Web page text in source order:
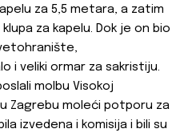
za 5,5 metara, a zatim
za kapelu. Dok je on bio
i veliki ormar za sakristiju.
molbu Visokoj
Zagrebu moleći potporu za
izvedena i komisija i bili su